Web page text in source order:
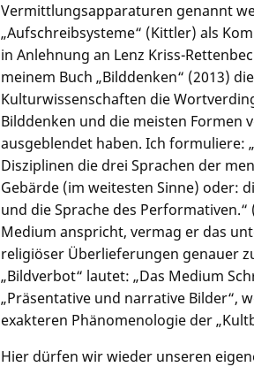
Vermittlungsapparaturen genannt
„Aufschreibsysteme“ (Kittler) als
in Anlehnung an Lenz Kriss-
meinem Buch „Bilddenken“ (2013)
Kulturwissenschaften die
Bilddenken und die meisten Formen
ausgeblendet haben. Ich formuliere:
Disziplinen die drei Sprachen der
Gebärde (im weitesten Sinne) oder:
und die Sprache des
Medium anspricht, vermag er das
religiöser Überlieferungen genauer
„Bildverbot“ lautet: „Das Medium
„Präsentative und narrative Bilder“,
exakteren Phänomenologie der
Hier dürfen wir wieder unseren